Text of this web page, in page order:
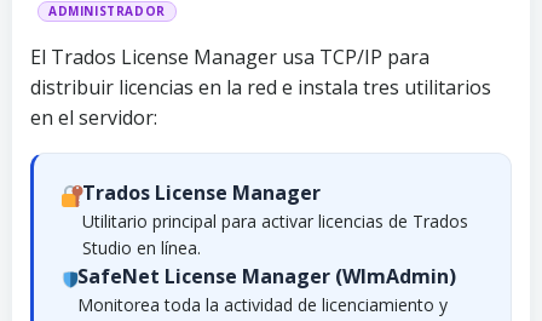
ADMINISTRADOR
El Trados License Manager usa TCP/IP para
distribuir licencias en la red e instala tres utilitarios
en el servidor:
Trados License Manager
Utilitario principal para activar licencias de Trados
Studio en línea.
SafeNet License Manager (WlmAdmin)
Monitorea toda la actividad de licenciamiento y